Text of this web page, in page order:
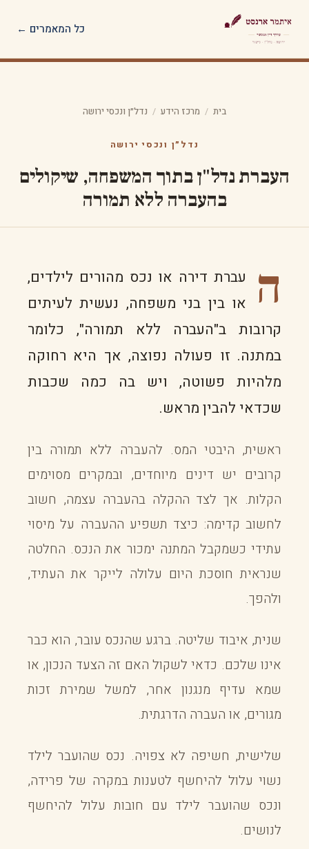
כל המאמרים ←
בית / מרכז הידע / נדל״ן ונכסי ירושה
נדל״ן ונכסי ירושה
העברת נדל"ן בתוך המשפחה, שיקולים
בהעברה ללא תמורה
ה
עברת דירה או נכס מהורים לילדים,
או בין בני משפחה, נעשית לעיתים
קרובות ב"העברה ללא תמורה", כלומר
במתנה. זו פעולה נפוצה, אך היא רחוקה
מלהיות פשוטה, ויש בה כמה שכבות
שכדאי להבין מראש.
ראשית, היבטי המס. להעברה ללא תמורה בין
קרובים יש דינים מיוחדים, ובמקרים מסוימים
הקלות. אך לצד ההקלה בהעברה עצמה, חשוב
לחשוב קדימה: כיצד תשפיע ההעברה על מיסוי
עתידי כשמקבל המתנה ימכור את הנכס. החלטה
שנראית חוסכת היום עלולה לייקר את העתיד,
ולהפך.
שנית, איבוד שליטה. ברגע שהנכס עובר, הוא כבר
אינו שלכם. כדאי לשקול האם זה הצעד הנכון, או
שמא עדיף מנגנון אחר, למשל שמירת זכות
מגורים, או העברה הדרגתית.
שלישית, חשיפה לא צפויה. נכס שהועבר לילד
נשוי עלול להיחשף לטענות במקרה של פרידה,
ונכס שהועבר לילד עם חובות עלול להיחשף
לנושים.